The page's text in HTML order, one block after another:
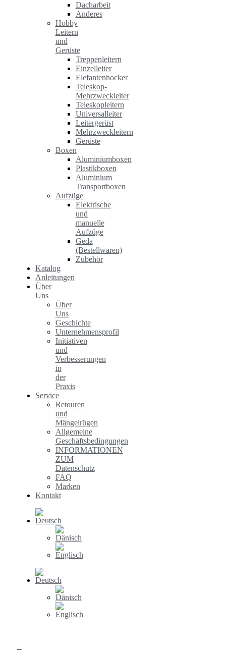
Dacharbeit
Anderes
Hobby
Leitern
und
Gerüste
Treppenleitern
Einzelleiter
Elefantenhocker
Teleskop-
Mehrzweckleiter
Teleskopleitern
Universalleiter
Leitergerüst
Mehrzweckleitern
Gerüste
Boxen
Aluminiumboxen
Plastikboxen
Aluminium
Transportboxen
Aufzüge
Elektrische
und
manuelle
Aufzüge
Geda
(Bestellwaren)
Zubehör
Katalog
Anleitungen
Über
Uns
Über
Uns
Geschichte
Unternehmensprofil
Initiativen
und
Verbesserungen
in
der
Praxis
Service
Retouren
und
Mängelrügen
Allgemeine
Geschäftsbedingungen
INFORMATIONEN
ZUM
Datenschutz
FAQ
Marken
Kontakt